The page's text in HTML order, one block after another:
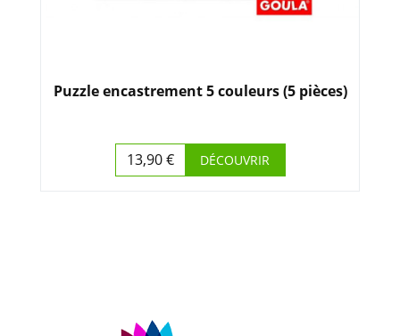
Puzzle encastrement 5 couleurs (5 pièces)
Prix
13,90 € DÉCOUVRIR